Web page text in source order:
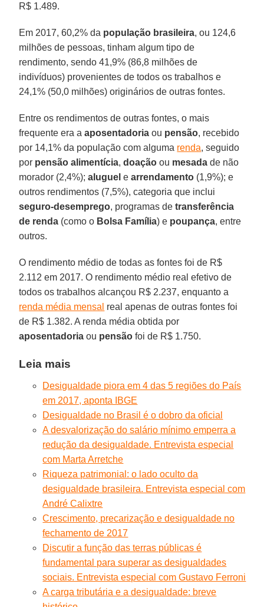
R$ 1.489.
Em 2017, 60,2% da população brasileira, ou 124,6
milhões de pessoas, tinham algum tipo de
rendimento, sendo 41,9% (86,8 milhões de
indivíduos) provenientes de todos os trabalhos e
24,1% (50,0 milhões) originários de outras fontes.
Entre os rendimentos de outras fontes, o mais
frequente era aaposentadoria ou pensão, recebido
por 14,1% da população com alguma renda, seguido
por pensão alimentícia,doação ou mesada de não
morador (2,4%);aluguel earrendamento (1,9%); e
outros rendimentos (7,5%), categoria que inclui
seguro-desemprego, programas detransferência
de renda (como o Bolsa Família) e poupança, entre
outros.
O rendimento médio de todas as fontes foi de R$
2.112 em 2017. O rendimento médio real efetivo de
todos os trabalhos alcançou R$ 2.237, enquanto a
renda média mensal real apenas de outras fontes foi
de R$ 1.382. A renda média obtida por
aposentadoria ou pensão foi de R$ 1.750.
Leia mais
Desigualdade piora em 4 das 5 regiões do País
em 2017, aponta IBGE
Desigualdade no Brasil é o dobro da oficial
A desvalorização do salário mínimo emperra a
redução da desigualdade. Entrevista especial
com Marta Arretche
Riqueza patrimonial: o lado oculto da
desigualdade brasileira. Entrevista especial com
André Calixtre
Crescimento, precarização e desigualdade no
fechamento de 2017
Discutir a função das terras públicas é
fundamental para superar as desigualdades
sociais. Entrevista especial com Gustavo Ferroni
A carga tributária e a desigualdade: breve